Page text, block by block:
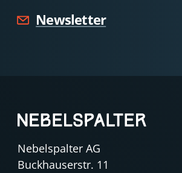
Newsletter
Nebelspalter AG
Buckhauserstr. 11